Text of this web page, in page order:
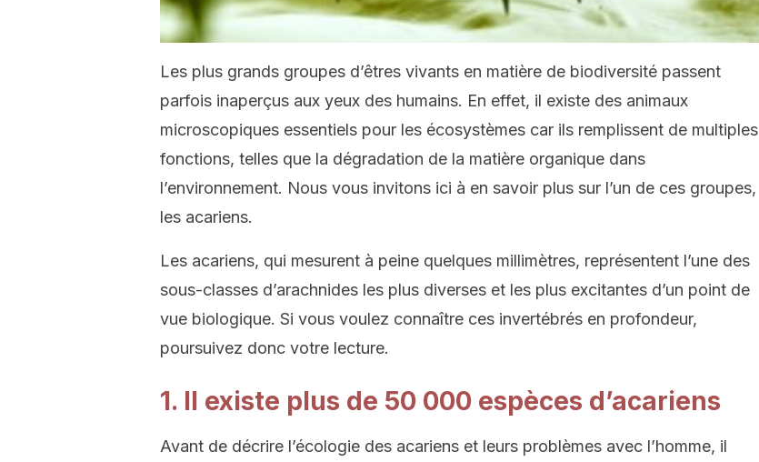
Les plus grands groupes d’êtres vivants en matière de biodiversité passent
parfois inaperçus aux yeux des humains. En effet, il existe des animaux
microscopiques essentiels pour les écosystèmes car ils remplissent de multiples
fonctions, telles que la dégradation de la matière organique dans
l’environnement. Nous vous invitons ici à en savoir plus sur l’un de ces groupes,
les acariens.
Les acariens, qui mesurent à peine quelques millimètres, représentent l’une des
sous-classes d’arachnides les plus diverses et les plus excitantes d’un point de
vue biologique. Si vous voulez connaître ces invertébrés en profondeur,
poursuivez donc votre lecture.
1. Il existe plus de 50 000 espèces d’acariens
Avant de décrire l’écologie des acariens et leurs problèmes avec l’homme, il